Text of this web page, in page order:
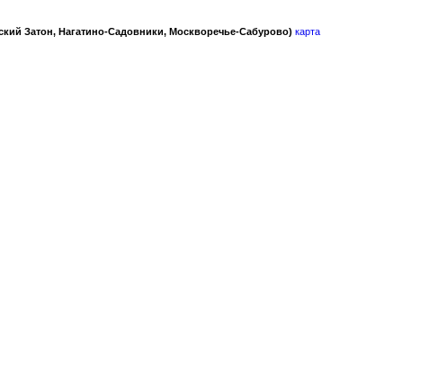
Затон, Нагатино-Садовники, Москворечье-Сабурово) карта